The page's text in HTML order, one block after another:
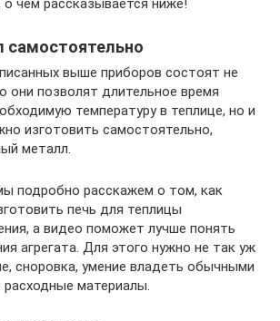
самостоятельно
выше приборов состоят не
они позволят длительное время
температуру в теплице, но и
изготовить самостоятельно,
металл.
подробно расскажем о том, как
печь для теплицы
а видео поможет лучше понять
агрегата. Для этого нужно не так уж
сноровка, умение владеть обычными
материалы.